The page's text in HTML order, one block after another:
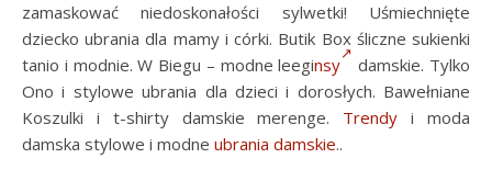
zamaskować niedoskonałości sylwetki! Uśmiechnięte
dziecko ubrania dla mamy i córki. Butik Box śliczne sukienki
tanio i modnie. W Biegu – modne leeginsy
damskie. Tylko
Ono i stylowe ubrania dla dzieci i dorosłych. Bawełniane
Koszulki i t-shirty damskie merenge. Trendy i moda
damska stylowe i modne ubrania damskie..